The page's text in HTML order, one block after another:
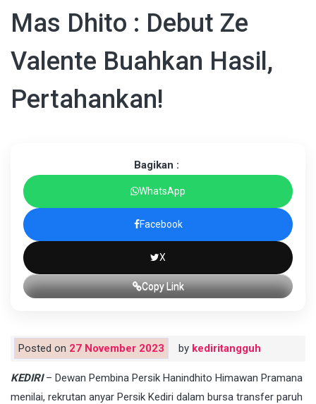
Mas Dhito : Debut Ze
Valente Buahkan Hasil,
Pertahankan!
Bagikan :
WhatsApp
Facebook
X
Copy Link
Posted on 27 November 2023 by kediritangguh
KEDIRI– Dewan Pembina Persik Hanindhito Himawan Pramana
menilai, rekrutan anyar Persik Kediri dalam bursa transfer paruh